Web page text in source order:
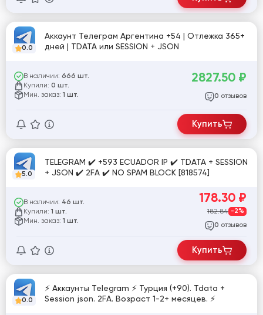
0.0
Аккаунт Телеграм Аргентина +54 | Отлежка 365+
дней | TDATA или SESSION + JSON
В наличии: 666 шт.
Купили: 0 шт.
Мин. заказ: 1 шт.
2827.50 ₽
0 отзывов
Купить
5.0
TELEGRAM ✔️ +593 ECUADOR IP ✔️ TDATA + SESSION
+ JSON ✔️ 2FA ✔️ NO SPAM BLOCK [818574]
В наличии: 46 шт.
Купили: 1 шт.
Мин. заказ: 1 шт.
178.30 ₽
182.84 -2%
0 отзывов
Купить
0.0
⚡️ Аккаунты Telegram ⚡️ Турция (+90). Tdata +
Session json. 2FA. Возраст 1-2+ месяцев. ⚡️